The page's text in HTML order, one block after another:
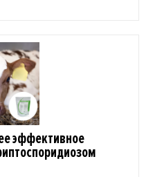
эффективное